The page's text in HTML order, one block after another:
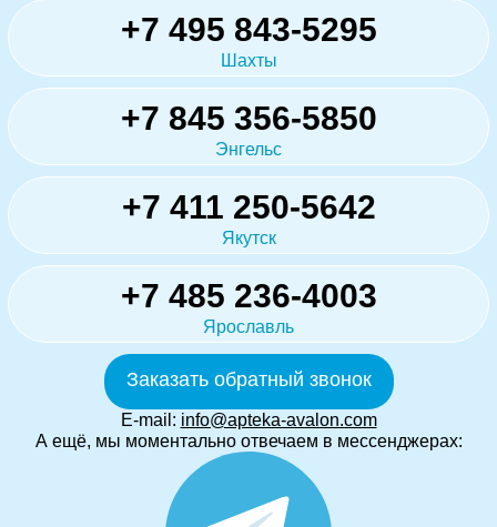
+7 495 843-5295
Шахты
+7 845 356-5850
Энгельс
+7 411 250-5642
Якутск
+7 485 236-4003
Ярославль
Заказать обратный звонок
E-mail: info@apteka-avalon.com
А ещё, мы моментально отвечаем в мессенджерах: